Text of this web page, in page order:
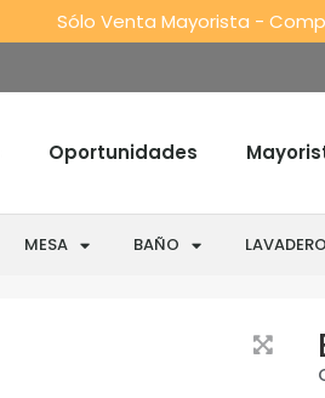
Sólo Venta Mayorista -
Oportunidades
MESA BAÑO LAVADERO